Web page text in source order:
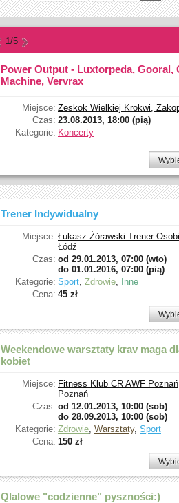
Power Output - Luxtorpeda, Gooral,
Machine, Vervrax
Miejsce: Zeskok Wielkiej Krokwi,
Czas: 23.08.2013, 18:00 (pią)
Kategorie: Koncerty
1/5
Trener Indywidualny
Miejsce: Łukasz Żórawski Trener
Łódź
Czas: od 29.01.2013, 07:00 (wto)
do 01.01.2016, 07:00 (pią)
Kategorie: Sport, Zdrowie,
Inne
Cena: 45 zł
Weekendowe warsztaty krav maga
kobiet
Miejsce: Fitness Klub CR AWF Poznań
Poznań
Czas: od 12.01.2013, 10:00 (sob)
do 28.09.2013, 10:00 (sob)
Kategorie: Zdrowie, Warsztaty, Sport
Cena: 150 zł
Qlalowe "codzienne" pyszności:)